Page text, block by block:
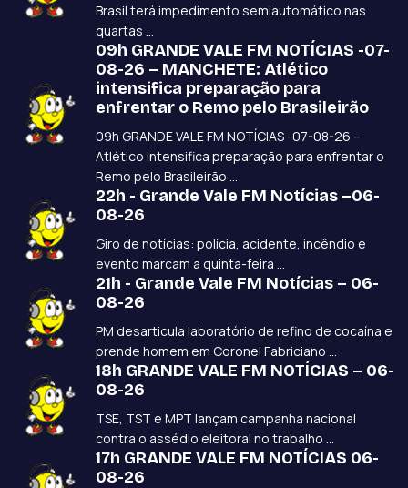
Brasil terá impedimento semiautomático nas
quartas ...
09h GRANDE VALE FM NOTÍCIAS -07-
08-26 – MANCHETE: Atlético
intensifica preparação para
enfrentar o Remo pelo Brasileirão
09h GRANDE VALE FM NOTÍCIAS -07-08-26 –
Atlético intensifica preparação para enfrentar o
Remo pelo Brasileirão ...
22h - Grande Vale FM Notícias –06-
08-26
Giro de notícias: polícia, acidente, incêndio e
evento marcam a quinta-feira ...
21h - Grande Vale FM Notícias – 06-
08-26
PM desarticula laboratório de refino de cocaína e
prende homem em Coronel Fabriciano ...
18h GRANDE VALE FM NOTÍCIAS – 06-
08-26
TSE, TST e MPT lançam campanha nacional
contra o assédio eleitoral no trabalho ...
17h GRANDE VALE FM NOTÍCIAS 06-
08-26